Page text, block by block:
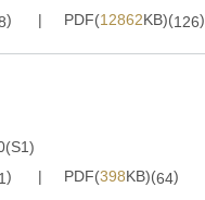
) PDF(12862KB)(126)
) PDF(398KB)(64)